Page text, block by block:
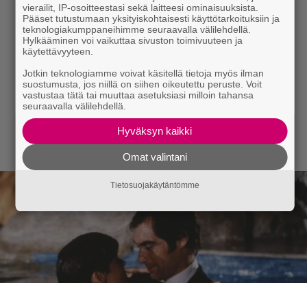
vierailit, IP-osoitteestasi sekä laitteesi ominaisuuksista.
Pääset tutustumaan yksityiskohtaisesti käyttötarkoituksiin ja
teknologiakumppaneihimme seuraavalla välilehdellä.
Hylkääminen voi vaikuttaa sivuston toimivuuteen ja
käytettävyyteen.
Jotkin teknologiamme voivat käsitellä tietoja myös ilman
suostumusta, jos niillä on siihen oikeutettu peruste. Voit
vastustaa tätä tai muuttaa asetuksiasi milloin tahansa
seuraavalla välilehdellä.
Hyväksyn kaikki
Omat valintani
Tietosuojakäytäntömme